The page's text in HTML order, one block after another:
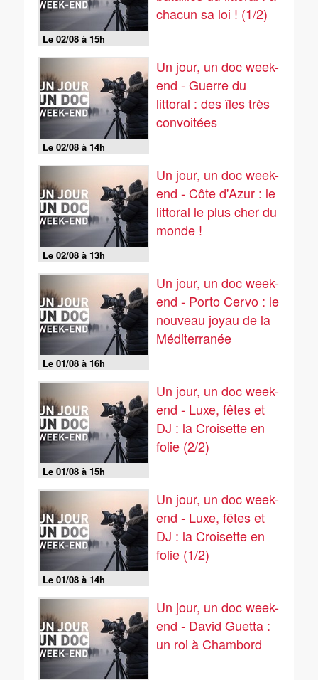
Le 02/08 à 15h
chacun sa loi ! (1/2)
Le 02/08 à 14h
Un jour, un doc week-
end - Guerre du
littoral : des îles très
convoitées
Le 02/08 à 13h
Un jour, un doc week-
end - Côte d'Azur : le
littoral le plus cher du
monde !
Le 01/08 à 16h
Un jour, un doc week-
end - Porto Cervo : le
nouveau joyau de la
Méditerranée
Le 01/08 à 15h
Un jour, un doc week-
end - Luxe, fêtes et
DJ : la Croisette en
folie (2/2)
Le 01/08 à 14h
Un jour, un doc week-
end - Luxe, fêtes et
DJ : la Croisette en
folie (1/2)
Un jour, un doc week-
end - David Guetta :
un roi à Chambord